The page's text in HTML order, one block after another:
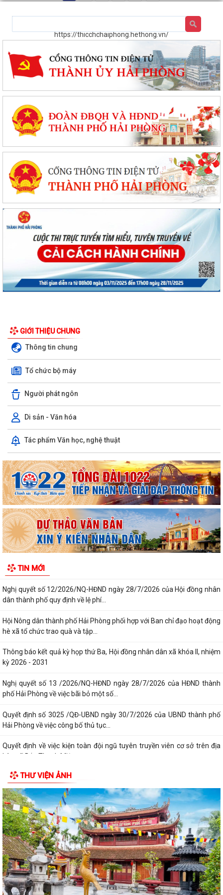
https://thicchchaiphong.hethong.vn/
GIỚI THIỆU CHUNG
Thông tin chung
Tổ chức bộ máy
Người phát ngôn
Di sản - Văn hóa
Tác phẩm Văn học, nghệ thuật
TIN MỚI
nghiệp và Môi trường Quy định về xử...
Quyết định số 3091/QĐ-UBND ngày 05/8/2026 của Chủ tịch UBND
thành phố về việc công bố thủ tục hành...
Quyết định số 3039/QĐ-UBND ngày 31/7/2026 của Chủ tịch UBND
thành phố về việc công bố danh mục thủ...
Công văn triển khai thực hiện Nghị định số 281/2026/NĐ-CP ngày
13/7/2026 của Chính phủ và Văn bản...
mạng thông tin di động công...
Nghị quyết số 12/2026/NQ-HĐND ngày 28/7/2026 của Hội đồng nhân
dân thành phố quy định về lệ phí...
Hội Nông dân thành phố Hải Phòng phối hợp với Ban chỉ đạo hoạt động
hè xã tổ chức trao quà và tập...
Thông báo kết quả kỳ họp thứ Ba, Hội đồng nhân dân xã khóa II, nhiệm
kỳ 2026 - 2031
Nghị quyết số 13 /2026/NQ-HĐND ngày 28/7/2026 của HĐND thành
phố Hải Phòng về việc bãi bỏ một số...
Quyết định số 3025 /QĐ-UBND ngày 30/7/2026 của UBND thành phố
Hải Phòng về việc công bố thủ tục...
Quyết định về việc kiện toàn đội ngũ tuyên truyền viên cơ sở trên địa
bàn xã Bắc Thanh Miện
Kế hoạch triển khai thực hiện Quyết định số 61/2026/QĐ-UBND ngày
22/07/2026 của UBND thành phố Hải...
Quyết định số 2944/QĐ-UBND ngày 27/07/2026 của Ủy ban nhân dân
Thành phố về việc công bố thủ tục...
Thông báo về việc công bố thủ tục hành chính nội bộ mới ban hành
thuộc phạm vi chức năng quản lý...
Không thu lệ phí đăng ký kinh doanh đối với hộ kinh doanh, hợp tác xã,
Liên hiệp Hợp tác xã
THƯ VIỆN ẢNH